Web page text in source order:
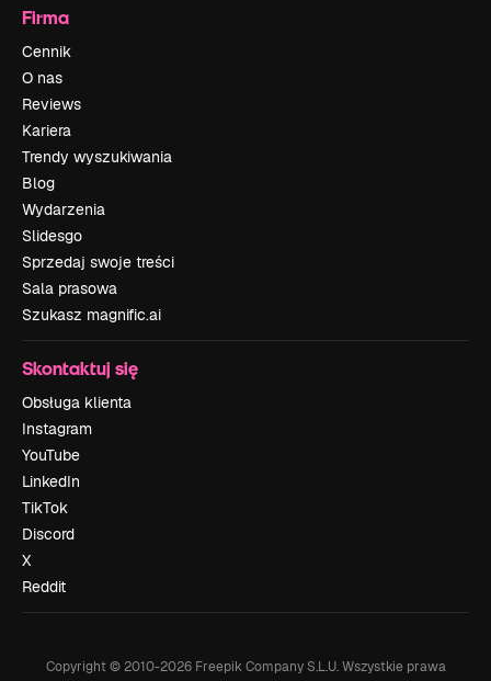
Firma
Cennik
O nas
Reviews
Kariera
Trendy wyszukiwania
Blog
Wydarzenia
Slidesgo
Sprzedaj swoje treści
Sala prasowa
Szukasz magnific.ai
Skontaktuj się
Obsługa klienta
Instagram
YouTube
LinkedIn
TikTok
Discord
X
Reddit
Copyright © 2010-2026Freepik Company S.L.U. Wszystkie prawa